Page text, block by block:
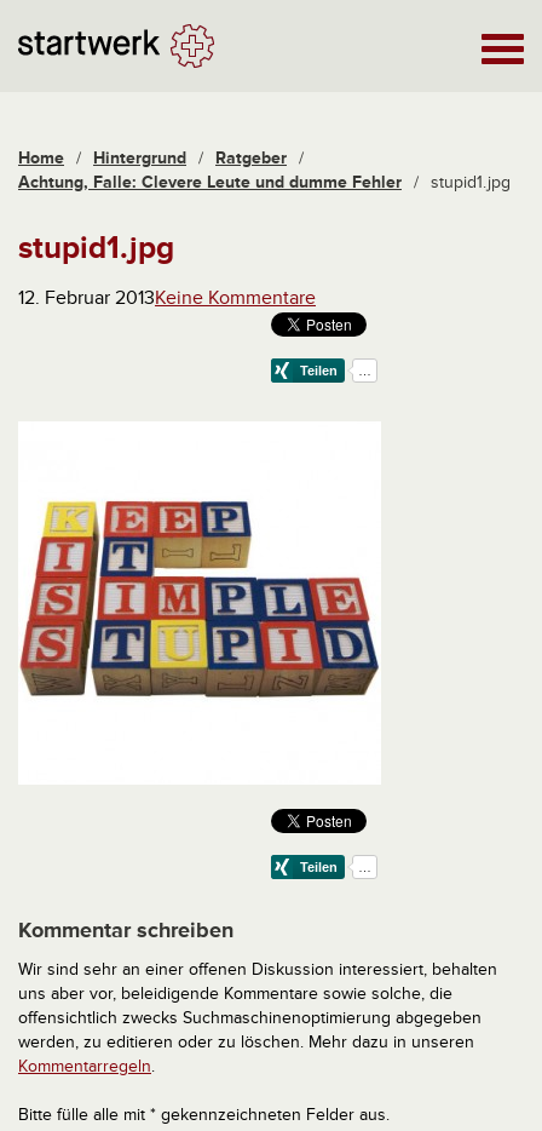
Home / Hintergrund / Ratgeber /
Achtung, Falle: Clevere Leute und dumme Fehler / stupid1.jpg
stupid1.jpg
12. Februar 2013Keine Kommentare
Kommentar schreiben
Wir sind sehr an einer offenen Diskussion interessiert, behalten
uns aber vor, beleidigende Kommentare sowie solche, die
offensichtlich zwecks Suchmaschinenoptimierung abgegeben
werden, zu editieren oder zu löschen. Mehr dazu in unseren
Kommentarregeln.
Bitte fülle alle mit * gekennzeichneten Felder aus.